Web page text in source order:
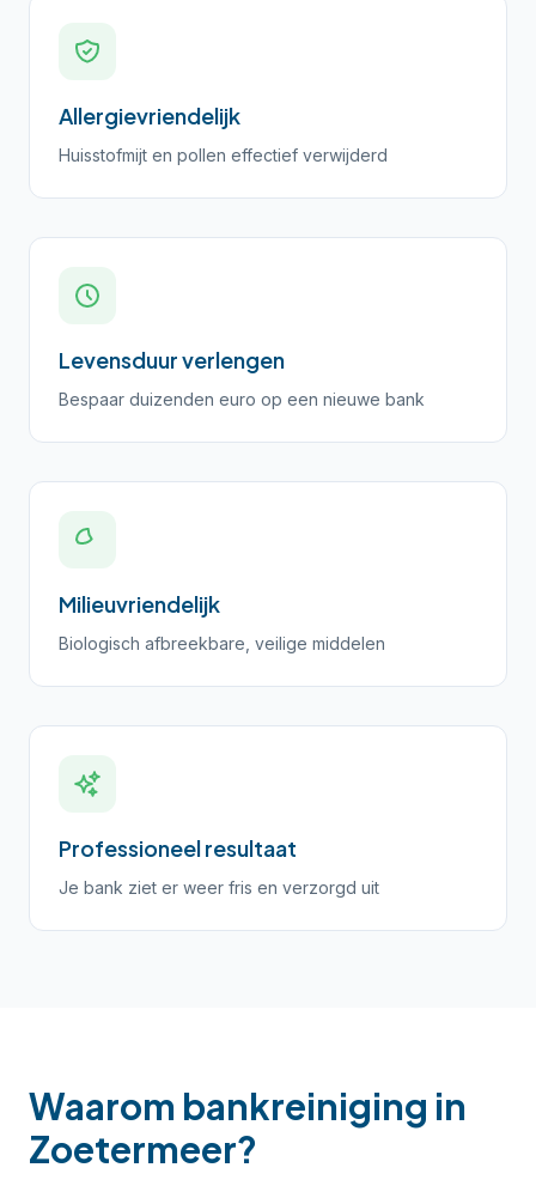
Allergievriendelijk
Huisstofmijt en pollen effectief verwijderd
Levensduur verlengen
Bespaar duizenden euro op een nieuwe bank
Milieuvriendelijk
Biologisch afbreekbare, veilige middelen
Professioneel resultaat
Je bank ziet er weer fris en verzorgd uit
Waarom bankreiniging in
Zoetermeer?